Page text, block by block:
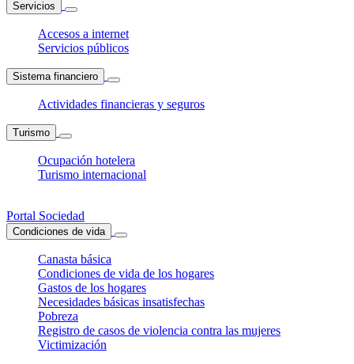
Servicios
Accesos a internet
Servicios públicos
Sistema financiero
Actividades financieras y seguros
Turismo
Ocupación hotelera
Turismo internacional
Portal Sociedad
Condiciones de vida
Canasta básica
Condiciones de vida de los hogares
Gastos de los hogares
Necesidades básicas insatisfechas
Pobreza
Registro de casos de violencia contra las mujeres
Victimización